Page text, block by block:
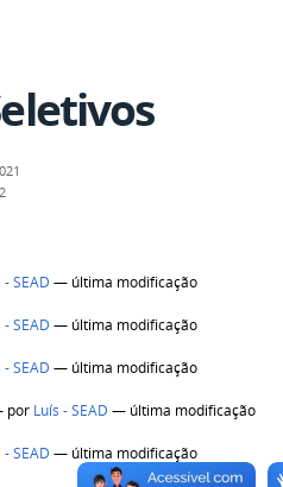
- SEAD — última modificação
- SEAD — última modificação
- SEAD — última modificação
por Luís - SEAD — última modificação
- SEAD — última modificação